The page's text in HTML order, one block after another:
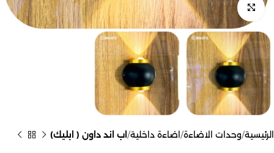
اضغط للتكبير
الرئيسية وحدات الاضاءة اضاءة داخلية اب اند داون ( ابليك)